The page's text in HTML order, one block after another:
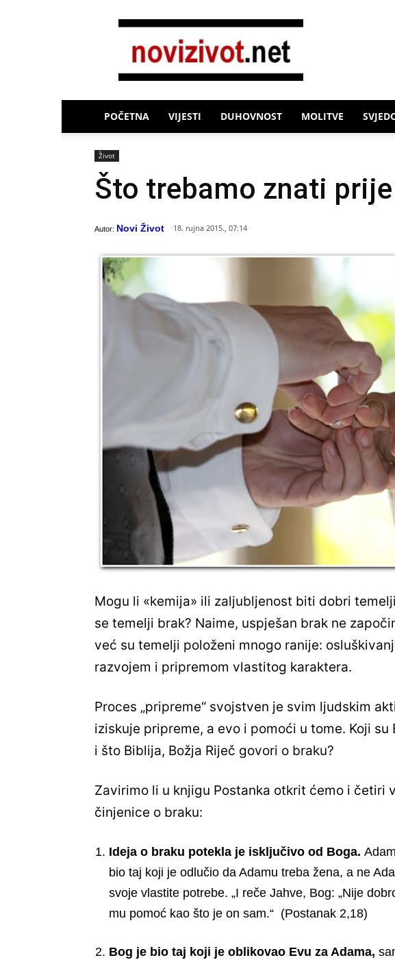
Novi
POČETNA VIJESTI DUHOVNOST MOLITVE
Život
Što trebamo znati
Autor: Novi Život 18. rujna 2015., 07:14
Mogu li «kemija» ili zaljubljenost biti dobri
se temelji brak? Naime, uspješan brak ne
već su temelji položeni mnogo ranije:
razvojem i pripremom vlastitog karaktera.
Proces „pripreme“ svojstven je svim ljudskim
iziskuje pripreme, a evo i pomoći u tome. Koji
i što Biblija, Božja Riječ govori o braku?
Zavirimo li u knjigu Postanka otkrit ćemo i četiri
činjenice o braku:
Ideja o braku potekla je isključivo od Boga.
bio taj koji je odlučio da Adamu treba žena, a ne
svoje vlastite potrebe. „I reče Jahve, Bog: „Nije
mu pomoć kao što je on sam.“ (Postanak 2,18)
Bog je bio taj koji je oblikovao Evu za Adama,